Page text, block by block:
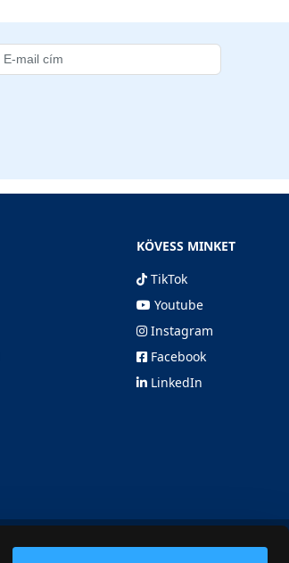
KÖVESS MINKET
TikTok
Youtube
Instagram
Facebook
LinkedIn